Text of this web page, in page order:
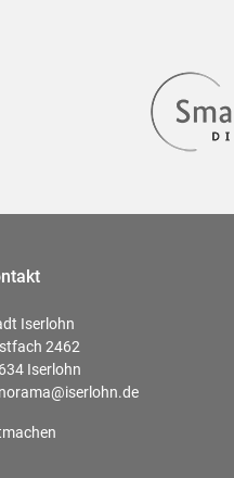
Iserlohn
2462
Iserlohn